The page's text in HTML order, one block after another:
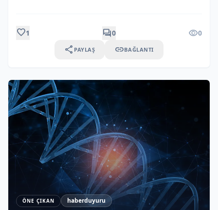
favorite1 forum0 visibility0
share PAYLAŞ linkBAĞLANTI
ÖNE ÇIKAN haberduyuru